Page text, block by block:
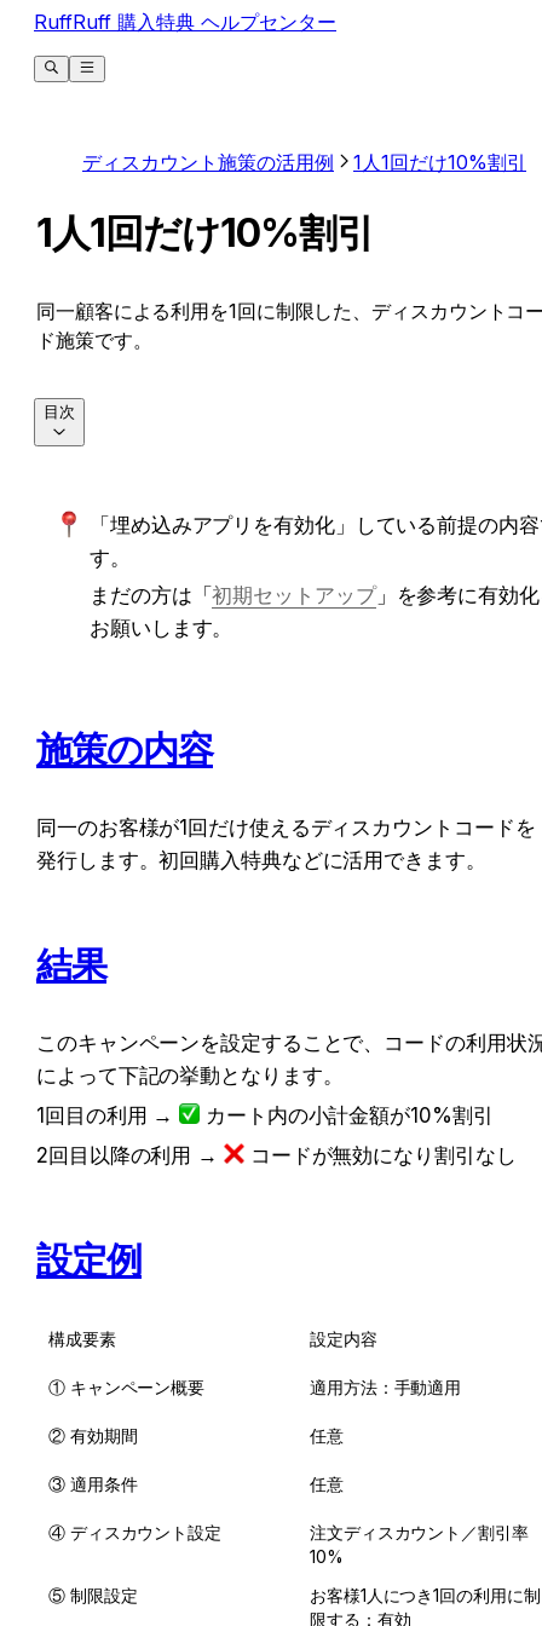
RuffRuff 購入特典 ヘルプセンター
ディスカウント施策の活用例 1人1回だけ10%割引
1人1回だけ10%割引
同一顧客による利用を1回に制限した、ディスカウントコ
ド施策です。
「埋め込みアプリを有効化」している前提の内
す。
まだの方は「初期セットアップ」を参考に有効
お願いします。
施策の内容
同一のお客様が1回だけ使えるディスカウントコードを
発行します。初回購入特典などに活用できます。
結果
このキャンペーンを設定することで、コードの利用状
によって下記の挙動となります。
1回目の利用 →
カート内の小計金額が10%割引
2回目以降の利用 →
コードが無効になり割引なし
設定例
構成要素 設定内容
① キャンペーン概要 適用方法：手動適用
② 有効期間 任意
③ 適用条件 任意
④ ディスカウント設定
注文ディスカウント／割引率
10%
⑤ 制限設定
お客様1人につき1回の利用に制
限する：有効
目次